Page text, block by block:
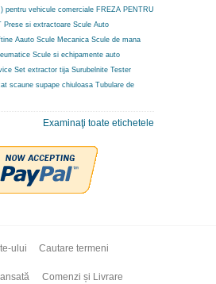
pentru vehicule comerciale FREZA PENTRU
Prese si extractoare Scule Auto
Aauto Scule Mecanica Scule de mana
Scule si echipamente auto
Set extractor tija Surubelnite Tester
scaune supape chiuloasa Tubulare de
Examinaţi toate etichetele
ului Cautare termeni
Comenzi și Livrare